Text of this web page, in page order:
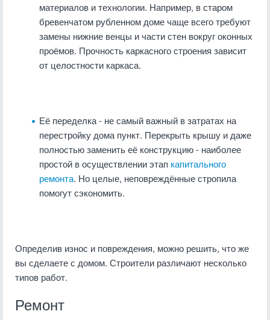
материалов и технологии. Например, в старом
бревенчатом рубленном доме чаще всего требуют
замены нижние венцы и части стен вокруг оконных
проёмов. Прочность каркасного строения зависит
от целостности каркаса.
Её переделка - не самый важный в затратах на
перестройку дома пункт. Перекрыть крышу и даже
полностью заменить её конструкцию - наиболее
простой в осуществлении этап капитального
ремонта. Но целые, неповреждённые стропила
помогут сэкономить.
Определив износ и повреждения, можно решить, что же
вы сделаете с домом. Строители различают несколько
типов работ.
Ремонт